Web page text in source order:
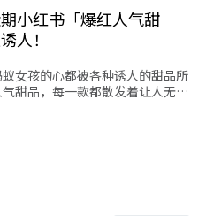
小红书「爆红人气甜
人！
女孩的心都被各种诱人的甜品所
甜品，每一款都散发着让人无…